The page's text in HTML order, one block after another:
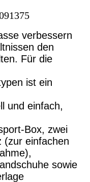
verbessern
den
Für die
ist ein
und einfach,
Box, zwei
(zur einfachen
sowie